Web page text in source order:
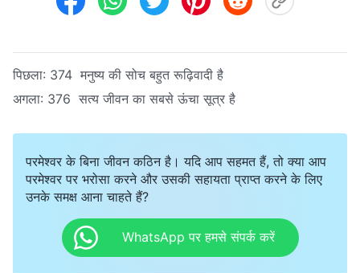
पिछला: 374 मनुष्य की सोच बहुत रूढ़िवादी है
अगला: 376 सत्य जीवन का सबसे ऊंचा सूत्र है
परमेश्वर के बिना जीवन कठिन है। यदि आप सहमत हैं, तो क्या आप
परमेश्वर पर भरोसा करने और उसकी सहायता प्राप्त करने के लिए
उनके समक्ष आना चाहते हैं?
WhatsApp पर हमसे संपर्क करें